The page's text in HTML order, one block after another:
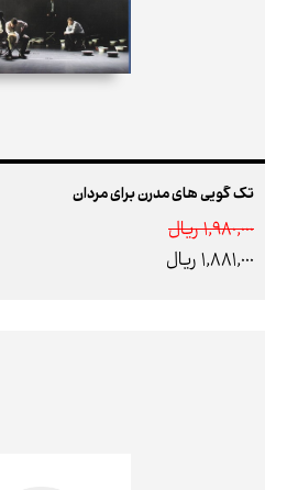
تک گویی های مدرن برای مردان
1,980,000 ريال
1,881,000 ريال